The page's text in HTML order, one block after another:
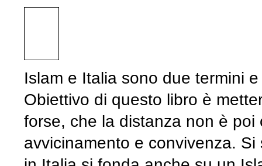
Islam e Italia sono due termini
Obiettivo di questo libro è
forse, che la distanza non è
avvicinamento e convivenza.